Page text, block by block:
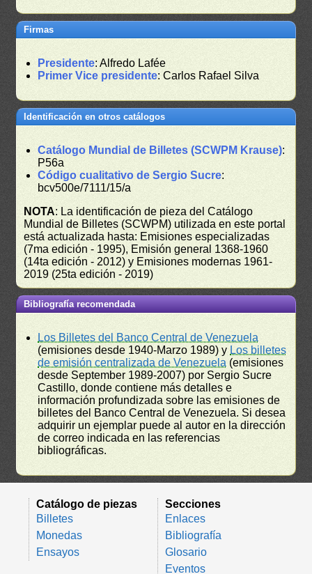
Firmas
Presidente: Alfredo Lafée
Primer Vice presidente: Carlos Rafael Silva
Identificación en otros catálogos
Catálogo Mundial de Billetes (SCWPM Krause):
P56a
Código cualitativo de Sergio Sucre:
bcv500e/7111/15/a
NOTA: La identificación de pieza del Catálogo
Mundial de Billetes (SCWPM) utilizada en este portal
está actualizada hasta: Emisiones especializadas
(7ma edición - 1995), Emisión general 1368-1960
(14ta edición - 2012) y Emisiones modernas 1961-
2019 (25ta edición - 2019)
Bibliografía recomendada
Los Billetes del Banco Central de Venezuela
(emisiones desde 1940-Marzo 1989) y Los billetes
de emisión centralizada de Venezuela (emisiones
desde September 1989-2007) por Sergio Sucre
Castillo, donde contiene más detalles e
información profundizada sobre las emisiones de
billetes del Banco Central de Venezuela. Si desea
adquirir un ejemplar puede al autor en la dirección
de correo indicada en las referencias
bibliográficas.
Catálogo de piezas
Billetes
Monedas
Ensayos
Secciones
Enlaces
Bibliografía
Glosario
Eventos